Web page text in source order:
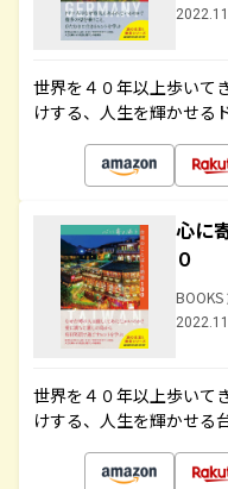
世界を４０年以上歩いて
けする、人生を輝かせる
心に
０
世界を４０年以上歩いて
けする、人生を輝かせる